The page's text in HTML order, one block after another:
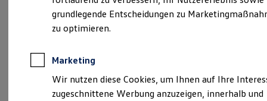
Kfz-Versicherung für Nutzfahrzeuge
Restschuldversicherung
Wartungsverträge
Besitzer & Service
Sommer-Special
Reparatur, Pflege & Inspektion
Servicetermin anfragen
Service-Vorteile bei Volkswagen Nutzfahrzeuge
info@biller-autohaus.de
+49 9905 7071780
Ansprechpartner
grundlegende Entscheidungen zu
zu optimieren.
Marketing
Wir nutzen diese Cookies, um Ihnen auf Ihre
zugeschnittene Werbung anzuzeigen, innerhalb und